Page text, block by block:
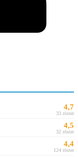
4,7
33 röster
4,5
32 röster
4,4
124 röster